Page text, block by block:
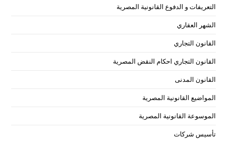
التعريفات و الدفوع القانونية المصرية
الشهر العقاري
القانون التجاري
القانون التجاري احكام النقض المصرية
القانون المدنى
المواضيع القانونية المصرية
الموسوعة القانونية المصرية
تأسيس شركات